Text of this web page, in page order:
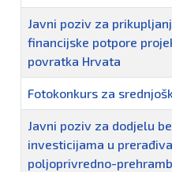
Javni poziv za
financijske potpore
povratka Hrvata
Fotokonkurs za
Javni poziv za dodjelu
investicijama u
poljoprivredno-